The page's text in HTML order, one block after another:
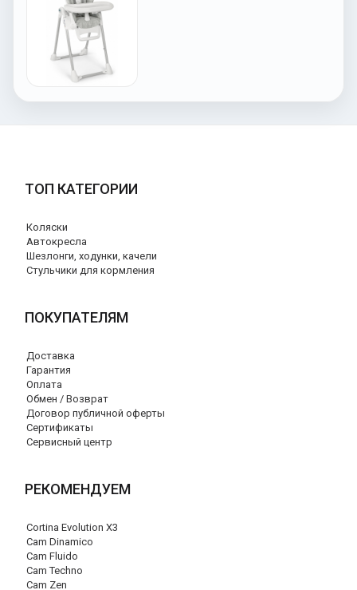
ТОП КАТЕГОРИИ
Коляски
Автокресла
Шезлонги, ходунки, качели
Стульчики для кормления
ПОКУПАТЕЛЯМ
Доставка
Гарантия
Оплата
Обмен / Возврат
Договор публичной оферты
Сертификаты
Сервисный центр
РЕКОМЕНДУЕМ
Cortina Evolution X3
Cam Dinamico
Cam Fluido
Cam Techno
Cam Zen